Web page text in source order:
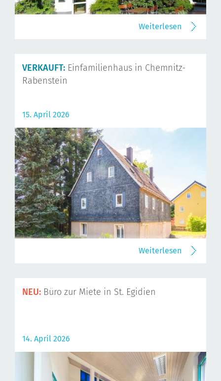
Weiterlesen
VERKAUFT: Einfamilienhaus in Chemnitz-
Rabenstein
15. April 2026
Weiterlesen
NEU: Büro zur Miete in St. Egidien
14. April 2026